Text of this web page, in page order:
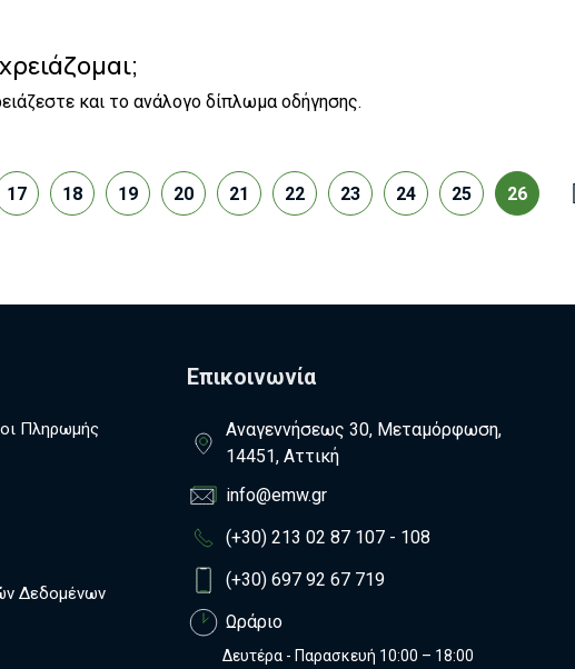
και το ανάλογο δίπλωμα οδήγησης.
17 18 19 20 21 22 23 24 25 26
Πληρωμής
Δεδομένων
Επικοινωνία
Αναγεννήσεως 30, Μεταμόρφωση,
14451, Αττική
info@emw.gr
(+30) 213 02 87 107 - 108
(+30) 697 92 67 719
Ωράριο
Δευτέρα - Παρασκευή 10:00 – 18:00